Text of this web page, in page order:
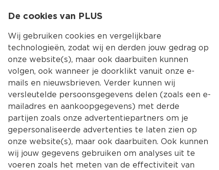
Kies jouw
Terug Producten
De cookies van PLUS
Wij gebruiken cookies en vergelijkbare
technologieën, zodat wij en derden jouw gedrag op
onze website(s), maar ook daarbuiten kunnen
volgen, ook wanneer je doorklikt vanuit onze e-
mails en nieuwsbrieven. Verder kunnen wij
versleutelde persoonsgegevens delen (zoals een e-
mailadres en aankoopgegevens) met derde
partijen zoals onze advertentiepartners om je
gepersonaliseerde advertenties te laten zien op
onze website(s), maar ook daarbuiten. Ook kunnen
wij jouw gegevens gebruiken om analyses uit te
voeren zoals het meten van de effectiviteit van